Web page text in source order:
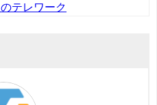
テレワーク